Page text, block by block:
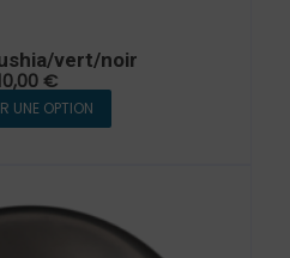
vert/noir
€
UNE OPTION